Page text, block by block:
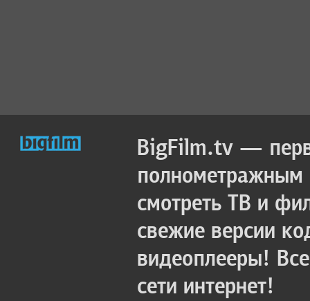
BigFilm.tv —
полнометражным
смотреть ТВ и
свежие версии
видеоплееры!
сети интернет!